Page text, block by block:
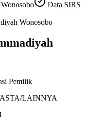
Data SIRS
Pemilik
LAINNYA